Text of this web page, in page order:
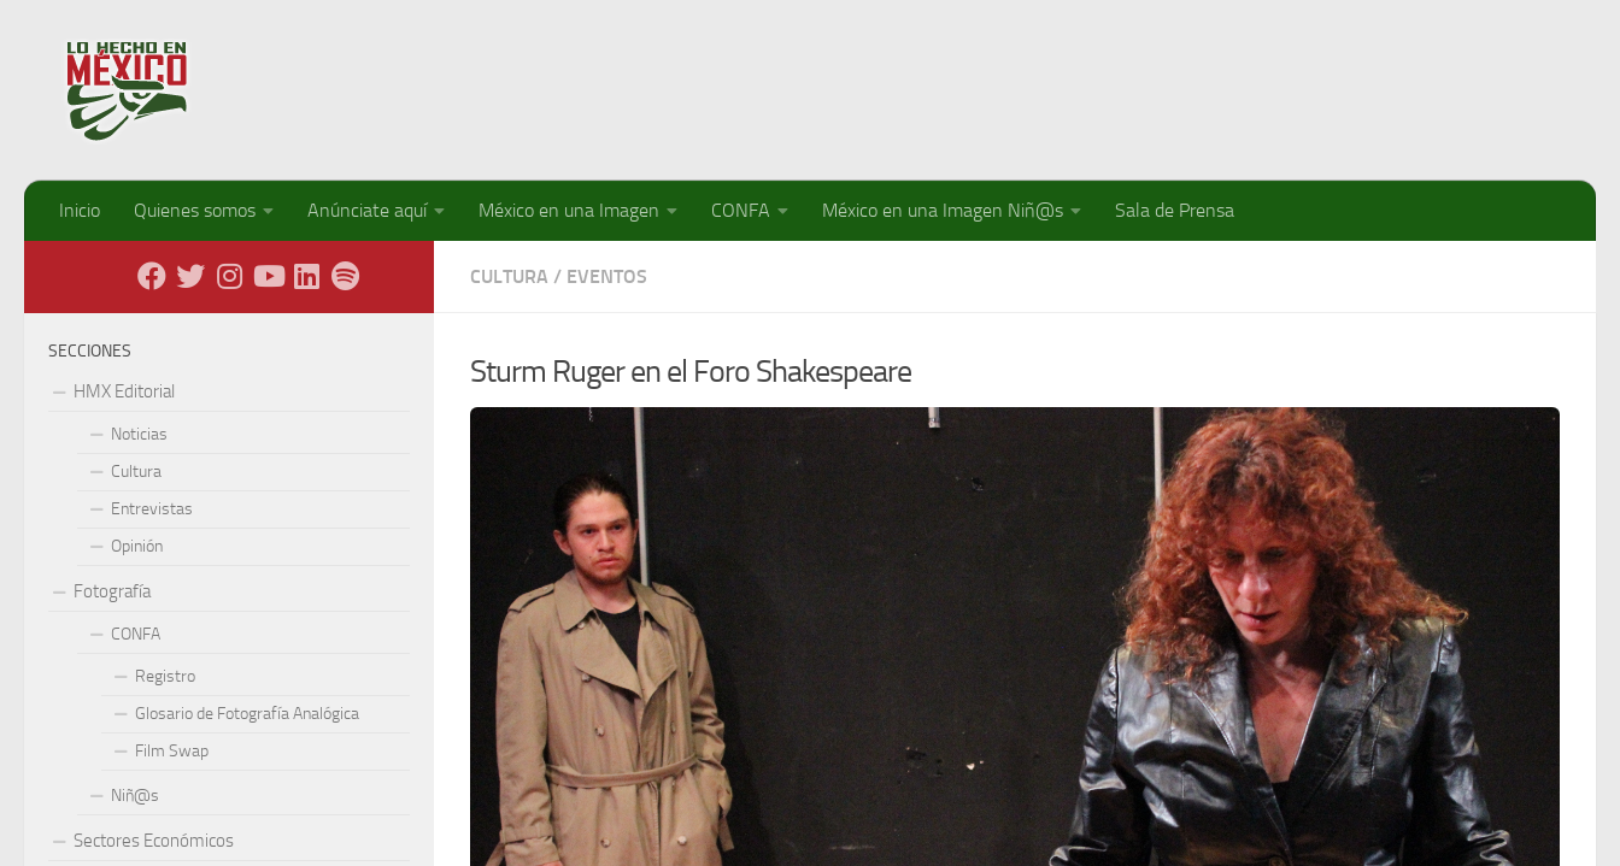
Inicio Quienes somos Anúnciate aquí México en una Imagen CONFA México en una Imagen Niñ@s Sala de Prensa
CULTURA / EVENTOS
Sturm Ruger en el Foro Shakespeare
SECCIONES
HMX Editorial
Noticias
Cultura
Entrevistas
Opinión
Fotografía
CONFA
Registro
Glosario de Fotografía Analógica
Film Swap
Niñ@s
Sectores Económicos